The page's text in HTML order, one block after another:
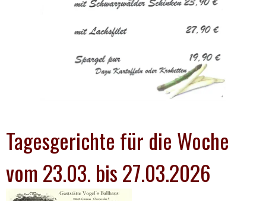
Tagesgerichte für die Woche
vom 23.03. bis 27.03.2026